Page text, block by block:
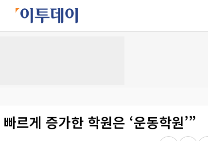
르게 증가한 학원은 ‘운동학원’”